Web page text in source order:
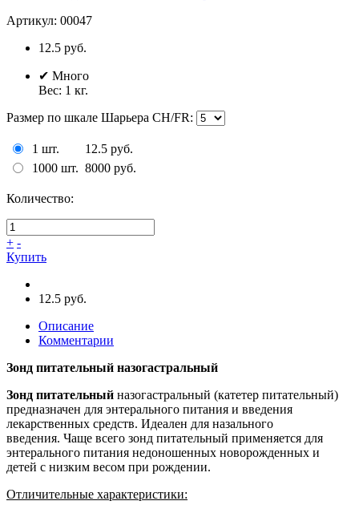
Артикул: 00047
12.5 руб.
✔ Много
Вес: 1 кг.
Размер по шкале Шарьера CH/FR:
1 шт.
12.5 руб.
1000 шт. 8000 руб.
Количество:
+ -
Купить
12.5 руб.
Описание
Комментарии
Зонд питательный назогастральный
Зонд питательный назогастральный (катетер питательный)
предназначен для энтерального питания и введения
лекарственных средств. Идеален для назального
введения. Чаще всего зонд питательный применяется для
энтерального питания недоношенных новорожденных и
детей с низким весом при рождении.
Отличительные характеристики: